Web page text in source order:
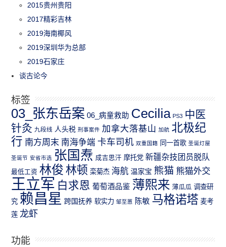
2015贵州贵阳
2017精彩吉林
2019海南椰风
2019深圳华为总部
2019石家庄
谈古论今
标签
03_张东岳案 06_病童救助 Cecilia PS3 中医
针灸 九段线 人头税 刑事案件 加拿大落基山 加航 北极纪
行 南方周末 南海争端 卡车司机 双重国籍 同一首歌 圣诞灯屋
圣诞节 安省市选 张国焘 成吉思汗 摩托党 新疆杂技团员脱队
最低工资 林俊 林顿 栾菊杰 海航 温家宝 熊猫 熊猫外交
王立军 白求恩 葡萄酒品鉴 薄熙来 薄瓜瓜 调查研
究 赖昌星 跨国抚养 软实力 邹至蕙 陈敏 马格诺塔 麦考
莲 龙虾
功能